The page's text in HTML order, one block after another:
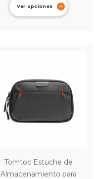
Ver opciones
Tomtoc Estuche de
Almacenamiento para